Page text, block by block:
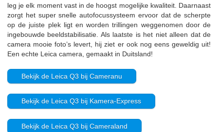
leg je elk moment vast in de hoogst mogelijke kwaliteit. Daarnaast
zorgt het super snelle autofocussysteem ervoor dat de scherpte
op de juiste plek ligt en worden trillingen weggenomen door de
ingebouwde beeldstabilisatie. Als laatste is het niet alleen dat de
camera mooie foto’s levert, hij ziet er ook nog eens geweldig uit!
Een echte Leica camera, gemaakt in Duitsland!
Bekijk de Leica Q3 bij Cameranu
Bekijk de Leica Q3 bij Kamera-Express
Bekijk de Leica Q3 bij Cameraland